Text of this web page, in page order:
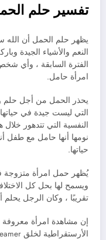
تفسير حلم
يظهر حلم الحمل أن الله
النعم والأشياء الجيدة
الفترة السابقة ، وأي
امرأة حامل.
يحذر الحمل من أجل
التي ليست جيدة في
النفسية التي تتدهور خلال
نومها أنها حامل مع طفل
حياتها.
يُظهر حمل امرأة متزوجة
ويسمح لها بحل كل
تقريبًا ، وكان الرجل
إن مشاهدة امرأة